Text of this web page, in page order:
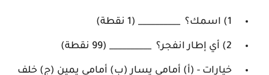
خيارات - (أ) أمامي يسار (ب) أمامي يمين (ج) خلف